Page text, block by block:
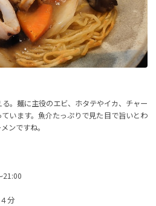
。麺に主役のエビ、ホタテやイカ、チャー
います。魚介たっぷりで見た目で旨いとわ
ンですね。
21:00
分